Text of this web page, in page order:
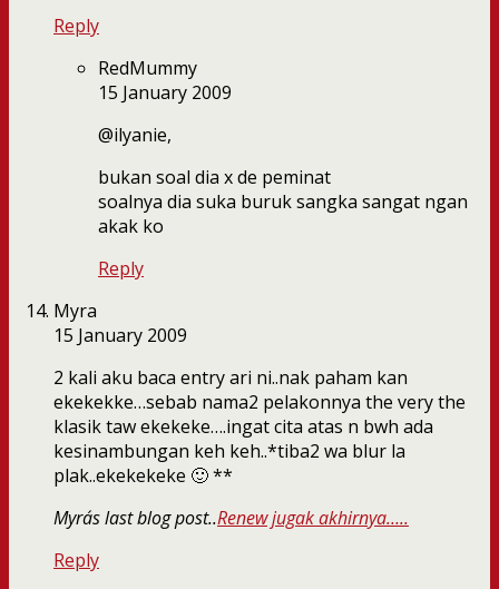
Reply
RedMummy
15 January 2009
@ilyanie,
bukan soal dia x de peminat
soalnya dia suka buruk sangka sangat ngan
akak ko
Reply
Myra
15 January 2009
2 kali aku baca entry ari ni..nak paham kan
ekekekke…sebab nama2 pelakonnya the very the
klasik taw ekekeke….ingat cita atas n bwh ada
kesinambungan keh keh..*tiba2 wa blur la
plak..ekekekeke 🙂 **
Myra´s last blog post..Renew jugak akhirnya…..
Reply